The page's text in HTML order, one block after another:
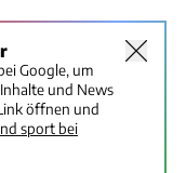
Google, um
und News
öffnen und
sport bei